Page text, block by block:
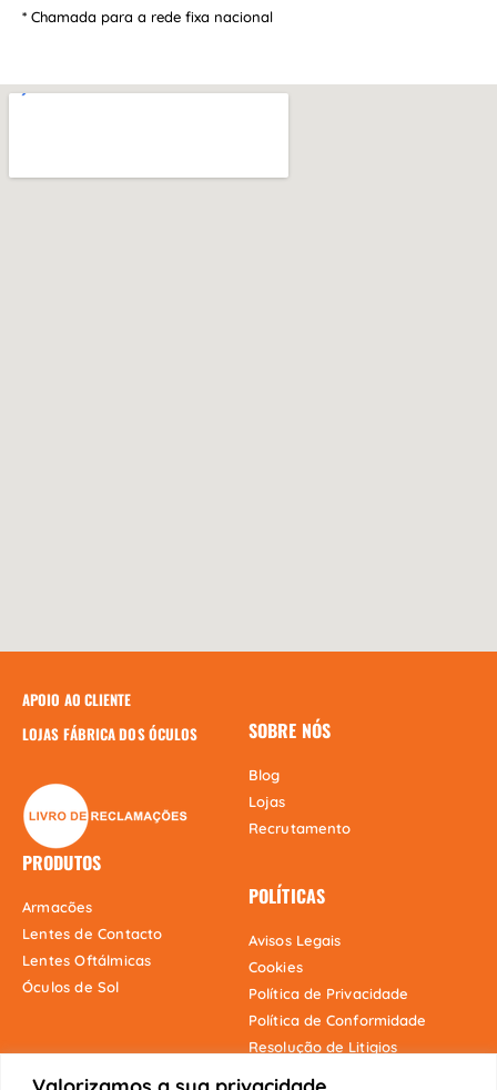
* Chamada para a rede fixa nacional
APOIO AO CLIENTE
LOJAS FÁBRICA DOS ÓCULOS
SOBRE NÓS
Blog
Lojas
Recrutamento
PRODUTOS
Armacões
Lentes de Contacto
Lentes Oftálmicas
Óculos de Sol
POLÍTICAS
Avisos Legais
Cookies
Política de Privacidade
Política de Conformidade
Resolução de Litigios